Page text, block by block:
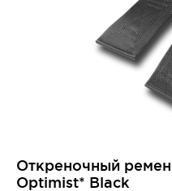
Откреночный
Optimist* Black